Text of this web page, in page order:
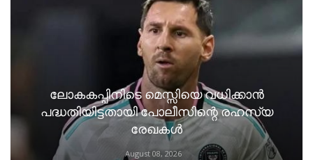
ലോകകപ്പിനിടെ മെസ്സിയെ വധിക്കാൻ
പദ്ധതിയിട്ടതായി പോലീസിന്റെ രഹസ്യ
രേഖകൾ
August 08, 2026